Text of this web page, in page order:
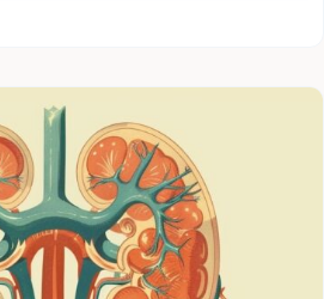
Holland también alcanzó el segundo mejor